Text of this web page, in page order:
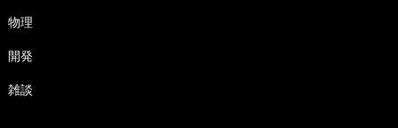
物理
開発
雑談